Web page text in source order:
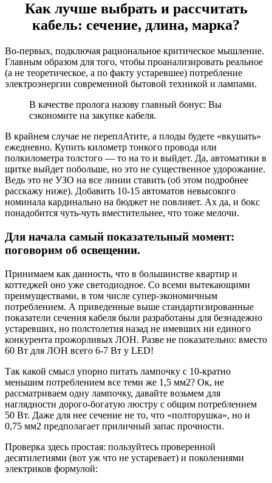
Как лучше выбрать и рассчитать
кабель: сечение, длина, марка?
Во-первых, подключая рациональное критическое мышление.
Главным образом для того, чтобы проанализировать реальное
(а не теоретическое, а по факту устаревшее) потребление
электроэнергии современной бытовой техникой и лампами.
В качестве пролога назову главный бонус: Вы
сэкономите на закупке кабеля.
В крайнем случае не переплАтите, а плоды будете «вкушать»
ежедневно. Купить километр тонкого провода или
полкилометра толстого — то на то и выйдет. Да, автоматики в
щитке выйдет побольше, но это не существенное удорожание.
Ведь это не УЗО на все линии ставить (об этом подробнее
расскажу ниже). Добавить 10-15 автоматов невысокого
номинала кардинально на бюджет не повлияет. Ах да, и бокс
понадобится чуть-чуть вместительнее, что тоже мелочи.
Для начала самый показательный момент:
поговорим об освещении.
Принимаем как данность, что в большинстве квартир и
коттеджей оно уже светодиодное. Со всеми вытекающими
преимуществами, в том числе супер-экономичным
потреблением. А приведенные выше стандартизированные
показатели сечения кабеля были разработаны для безнадежно
устаревших, но полстолетия назад не имевших ни единого
конкурента прожорливых ЛОН. Разве не показательно: вместо
60 Вт для ЛОН всего 6-7 Вт у LED!
Так какой смысл упорно питать лампочку с 10-кратно
меньшим потреблением все теми же 1,5 мм2? Ок, не
рассматриваем одну лампочку, давайте возьмем для
наглядности дорого-богатую люстру с общим потреблением
50 Вт. Даже для нее сечение не то, что «полторушка», но и
0,75 мм2 предполагает приличный запас прочности.
Проверка здесь простая: пользуйтесь проверенной
десятилетиями (вот уж что не устаревает) и поколениями
электриков формулой: